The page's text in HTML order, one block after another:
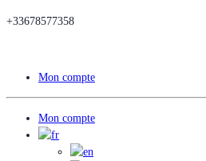
+33678577358
Mon compte
Mon compte